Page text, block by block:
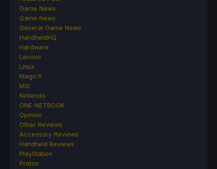
Game News
Game News
General Game News
HandheldHQ
Hardware
Lenovo
Linux
MagicX
MSI
Nintendo
ONE-NETBOOK
Opinion
Other Reviews
Accessory Reviews
Handheld Reviews
PlayStation
Proton